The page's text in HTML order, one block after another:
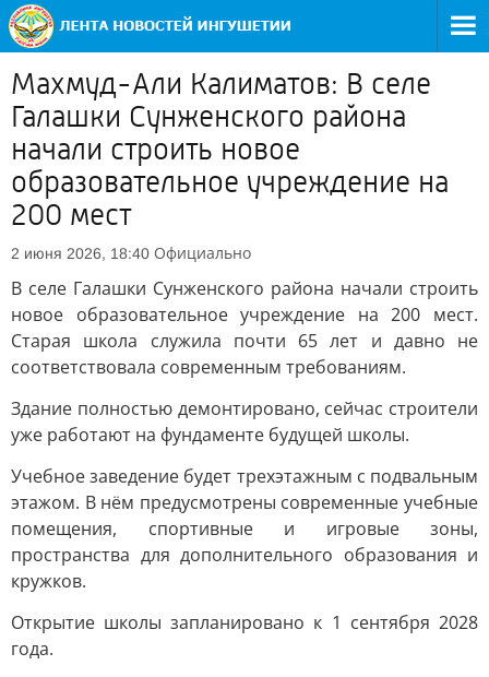
Махмуд-Али Калиматов: В селе
Галашки Сунженского района
начали строить новое
образовательное учреждение на
200 мест
2 июня 2026, 18:40 Официально
В селе Галашки Сунженского района начали строить
новое образовательное учреждение на 200 мест.
Старая школа служила почти 65 лет и давно не
соответствовала современным требованиям.
Здание полностью демонтировано, сейчас строители
уже работают на фундаменте будущей школы.
Учебное заведение будет трехэтажным с подвальным
этажом. В нём предусмотрены современные учебные
помещения, спортивные и игровые зоны,
пространства для дополнительного образования и
кружков.
Открытие школы запланировано к 1 сентября 2028
года.